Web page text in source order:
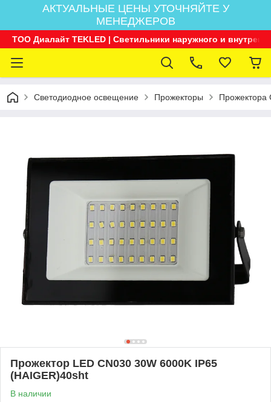
АКТУАЛЬНЫЕ ЦЕНЫ УТОЧНЯЙТЕ У
МЕНЕДЖЕРОВ
ТОО Диалайт TEKLED | Светильники наружного и
Светодиодное освещение Прожекторы Прожектора
Прожектор LED CN030 30W 6000K IP65
(HAIGER)40sht
В наличии